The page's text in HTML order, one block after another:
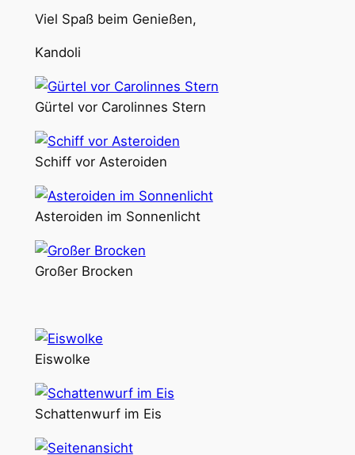
Viel Spaß beim Genießen,
Kandoli
Gürtel vor Carolinnes Stern
Schiff vor Asteroiden
Asteroiden im Sonnenlicht
Großer Brocken
Eiswolke
Schattenwurf im Eis